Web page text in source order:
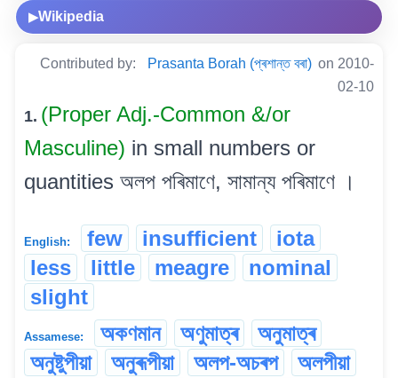
▶Wikipedia
Contributed by: Prasanta Borah (প্ৰশান্ত বৰা) on 2010-
02-10
1. (Proper Adj.-Common &/or
Masculine) in small numbers or
quantities অলপ পৰিমাণে, সামান্য পৰিমাণে ।
English: few insufficient
iota
less
little meagre
nominal
slight
Assamese: অকণমান অণুমাত্ৰ
অনুমাত্ৰ
অনুষ্টুপীয়া
অনুৰূপীয়া অলপ-অচৰপ
অলপীয়া